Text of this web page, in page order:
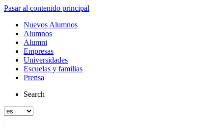
Pasar al contenido principal
Nuevos Alumnos
Alumnos
Alumni
Empresas
Universidades
Escuelas y familias
Prensa
Search